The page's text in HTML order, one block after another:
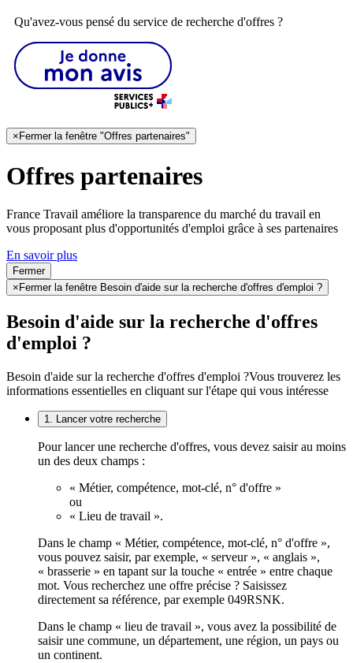
Qu'avez-vous pensé du service de recherche d'offres ?
× Fermer la fenêtre "Offres partenaires"
Offres partenaires
France Travail améliore la transparence du marché du travail en
vous proposant plus d'opportunités d'emploi grâce à ses partenaires
En savoir plus
Fermer
× Fermer la fenêtre Besoin d'aide sur la recherche d'offres d'emploi ?
Besoin d'aide sur la recherche d'offres
d'emploi ?
Besoin d'aide sur la recherche d'offres d'emploi ?Vous trouverez les
informations essentielles en cliquant sur l'étape qui vous intéresse
1. Lancer votre recherche
Pour lancer une recherche d'offres, vous devez saisir au moins
un des deux champs :
« Métier, compétence, mot-clé, n° d'offre »
ou
« Lieu de travail ».
Dans le champ « Métier, compétence, mot-clé, n° d'offre »,
vous pouvez saisir, par exemple, « serveur », « anglais »,
« brasserie » en tapant sur la touche « entrée » entre chaque
mot. Vous recherchez une offre précise ? Saisissez
directement sa référence, par exemple 049RSNK.
Dans le champ « lieu de travail », vous avez la possibilité de
saisir une commune, un département, une région, un pays ou
un continent.